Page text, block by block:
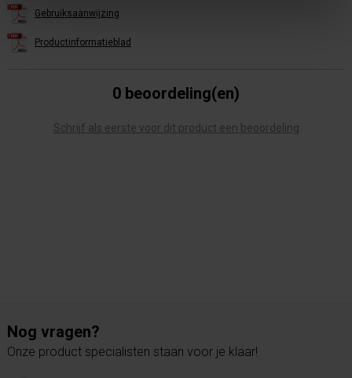
Gebruiksaanwijzing
Productinformatieblad
0 beoordeling(en)
Schrijf als eerste voor dit product een beoordeling
Nog vragen?
Onze product specialisten staan voor je klaar!